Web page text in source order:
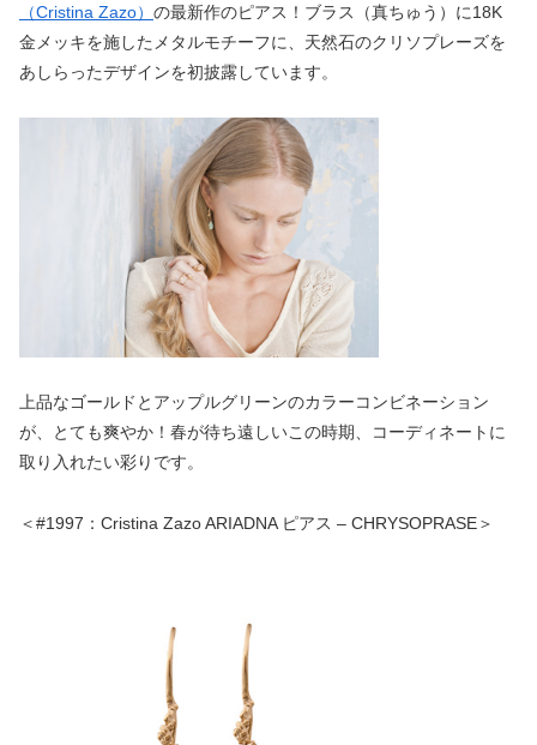
（Cristina Zazo） の最新作のピアス！ブラス（真ちゅう）に18K
金メッキを施したメタルモチーフに、天然石のクリソプレーズを
あしらったデザインを初披露しています。
上品なゴールドとアップルグリーンのカラーコンビネーション
が、とても爽やか！春が待ち遠しいこの時期、コーディネートに
取り入れたい彩りです。
＜#1997：Cristina Zazo ARIADNA ピアス – CHRYSOPRASE＞